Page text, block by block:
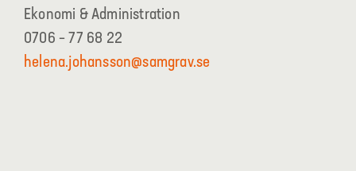
Ekonomi & Administration
0706 – 77 68 22
helena.johansson@samgrav.se